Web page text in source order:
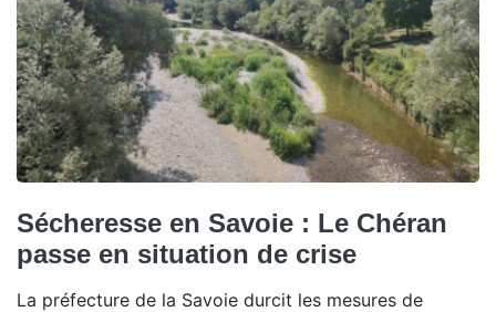
Sécheresse en Savoie : Le Chéran
passe en situation de crise
La préfecture de la Savoie durcit les mesures de